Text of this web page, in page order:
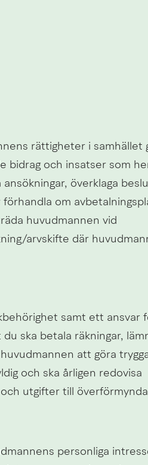
rättigheter i samhället
bidrag och insatser som
överklaga
om
huvudmannen vid
arvskifte där
samt ett ansvar
ska betala räkningar,
att göra
och ska årligen redovisa
utgifter till
personliga